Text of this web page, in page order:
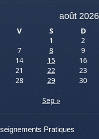
août 2026
V S D
1
2
7 8
9
14 15
16
21 22
23
28 29
30
Sep »
Pratiques